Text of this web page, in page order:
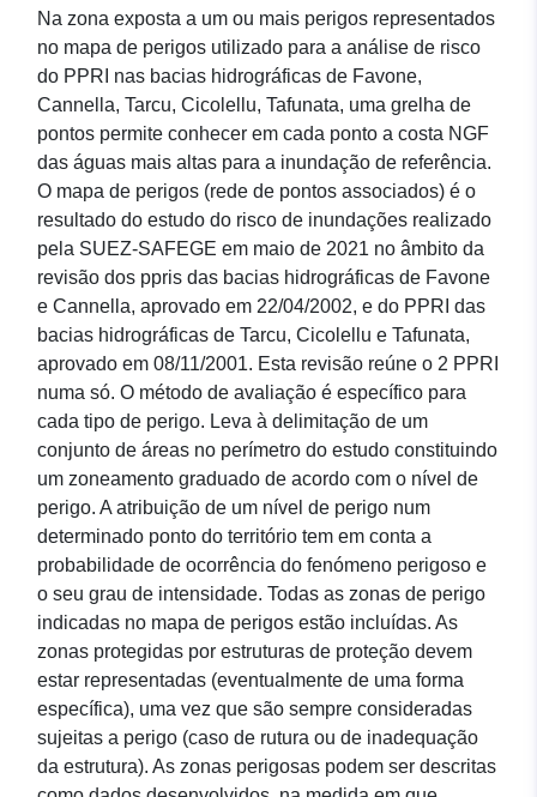
Tafunata — municípios de
Conca e Sari-Solenzara
Na zona exposta a um ou mais perigos representados
no mapa de perigos utilizado para a análise de risco
do PPRI nas bacias hidrográficas de Favone,
Cannella, Tarcu, Cicolellu, Tafunata, uma grelha de
pontos permite conhecer em cada ponto a costa NGF
das águas mais altas para a inundação de referência.
O mapa de perigos (rede de pontos associados) é o
resultado do estudo do risco de inundações realizado
pela SUEZ-SAFEGE em maio de 2021 no âmbito da
revisão dos ppris das bacias hidrográficas de Favone
e Cannella, aprovado em 22/04/2002, e do PPRI das
bacias hidrográficas de Tarcu, Cicolellu e Tafunata,
aprovado em 08/11/2001. Esta revisão reúne o 2 PPRI
numa só. O método de avaliação é específico para
cada tipo de perigo. Leva à delimitação de um
conjunto de áreas no perímetro do estudo constituindo
um zoneamento graduado de acordo com o nível de
perigo. A atribuição de um nível de perigo num
determinado ponto do território tem em conta a
probabilidade de ocorrência do fenómeno perigoso e
o seu grau de intensidade. Todas as zonas de perigo
indicadas no mapa de perigos estão incluídas. As
zonas protegidas por estruturas de proteção devem
estar representadas (eventualmente de uma forma
específica), uma vez que são sempre consideradas
sujeitas a perigo (caso de rutura ou de inadequação
da estrutura). As zonas perigosas podem ser descritas